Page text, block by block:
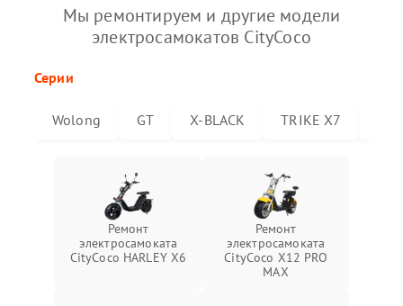
Мы ремонтируем и другие модели
электросамокатов CityCoco
Серии
Wolong GT X-BLACK TRIKE X7
Ремонт
электросамоката
CityCoco HARLEY X6
Ремонт
электросамоката
CityCoco X12 PRO
MAX